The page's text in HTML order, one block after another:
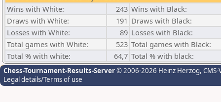
Wins with White:
243 Wins with Black:
Draws with White:
191 Draws with Black:
Losses with White:
89 Losses with Black:
Total games with White:
523 Total games with Black:
Total % with white:
64,7 Total % with black:
Chess-Tournament-Results-Server© 2006-2026 Heinz Herzog,
Legal details/Terms of use